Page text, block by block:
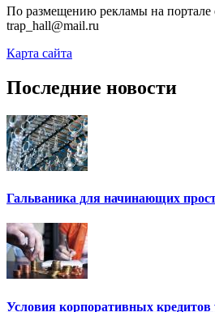
По размещению рекламы на портале
trap_hall@mail.ru
Карта сайта
Последние новости
Гальваника для начинающих
Условия корпоративных